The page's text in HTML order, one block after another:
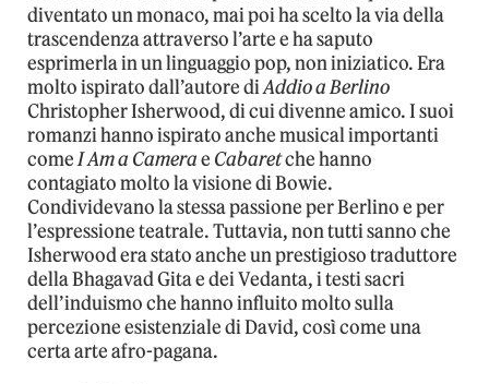
diventato un monaco, mai poi ha scelto la via della
trascendenza attraverso l’arte e ha saputo
esprimerla in un linguaggio pop, non iniziatico. Era
molto ispirato dall’autore diAddio a Berlino
Christopher Isherwood, di cui divenne amico. I suoi
romanzi hanno ispirato anche musical importanti
comeI Am a Camerae Cabaretche hanno
contagiato molto la visione di Bowie.
Condividevano la stessa passione per Berlino e per
l’espressione teatrale. Tuttavia, non tutti sanno che
Isherwood era stato anche un prestigioso traduttore
della Bhagavad Gita e dei Vedanta, i testi sacri
dell’induismo che hanno influito molto sulla
percezione esistenziale di David, così come una
certa arte afro-pagana.